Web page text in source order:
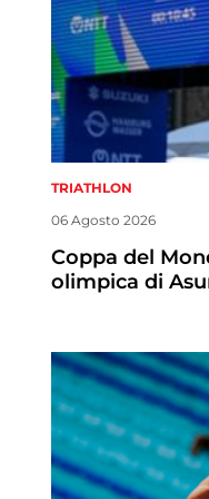
TRIATHLON
06 Agosto 2026
Coppa del
olimpica di